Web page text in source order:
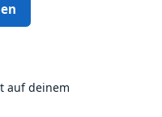
auf deinem